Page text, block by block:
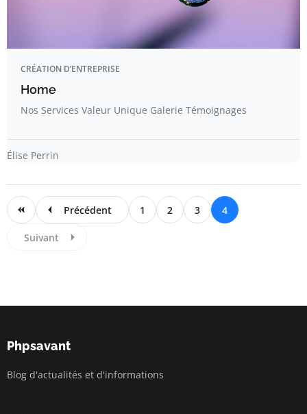
CRÉATION D’ENTREPRISE
Home
Nos Services Valeur Unique Galerie Témoignages
Élise Perrin
Précédent 1 2 3 4
Suivant
Phpsavant
Blog d'actualités et d'informations